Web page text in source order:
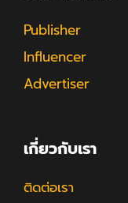
Publisher
Influencer
Advertiser
เกี่ยวกับเรา
ติดต่อเรา